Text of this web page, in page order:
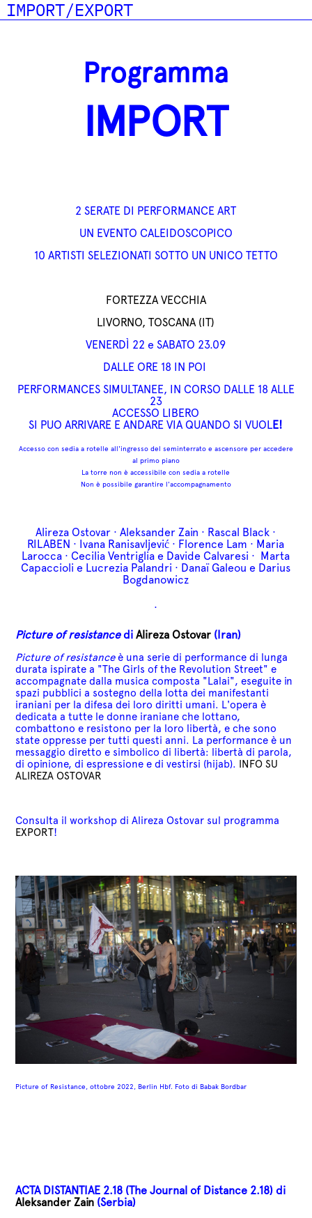
IMPORT/EXPORT
Programma
IMPORT
2 SERATE DI PERFORMANCE ART
UN EVENTO CALEIDOSCOPICO
10 ARTISTI SELEZIONATI SOTTO UN UNICO TETTO
FORTEZZA VECCHIA
LIVORNO, TOSCANA (IT)
VENERDÌ 22 e SABATO 23.09
DALLE ORE 18 IN POI
PERFORMANCES SIMULTANEE, IN CORSO DALLE 18 ALLE
23
ACCESSO LIBERO
SI PUO ARRIVARE E ANDARE VIA QUANDO SI VUOLE!
Accesso con sedia a rotelle all'ingresso del seminterrato e ascensore per accedere
al primo piano
La torre non è accessibile con sedia a rotelle
Non è possibile garantire l'accompagnamento
Alireza Ostovar · Aleksander Zain · Rascal Black ·
RILABEN · Ivana Ranisavljević · Florence Lam · Maria
Larocca · Cecilia Ventriglia e Davide Calvaresi · Marta
Capaccioli e Lucrezia Palandri · Danaï Galeou e Darius
Bogdanowicz
·
Picture of resistancediAlireza Ostovar (Iran)
Picture of resistanceè una serie di performance di lunga
durata ispirate a "The Girls of the RevolutionStreet" e
accompagnate dalla musica composta "Lalai", eseguite in
spazi pubblici a sostegno della lotta dei manifestanti
iraniani per la difesa dei loro diritti umani. L'opera è
dedicata a tutte le donne iraniane che lottano,
combattono e resistono per la loro libertà, e che sono
state oppresse per tutti questi anni. La performance è un
messaggio diretto e simbolicodi libertà: libertà di parola,
di opinione, di espressione e di vestirsi (hijab). INFO SU
ALIREZA OSTOVAR
Consulta il workshop di Alireza Ostovar sul programma
EXPORT!
Picture of Resistance, ottobre 2022, Berlin Hbf. Foto di Babak Bordbar
ACTA DISTANTIAE 2.18 (The Journal of Distance 2.18) di
Aleksander Zain (Serbia)